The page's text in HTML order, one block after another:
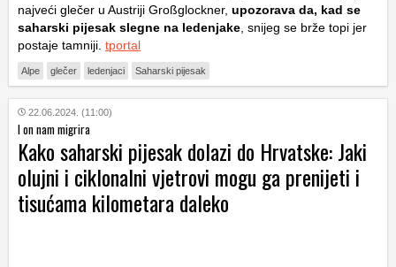
najveći glečer u Austriji Großglockner, upozorava da, kad se
saharski pijesak slegne na ledenjake , snijeg se brže topi jer
postaje tamniji. tportal
Alpe glečer ledenjaci Saharski pijesak
22.06.2024. (11:00)
I on nam migrira
Kako saharski pijesak dolazi do Hrvatske: Jaki
olujni i ciklonalni vjetrovi mogu ga prenijeti i
tisućama kilometara daleko